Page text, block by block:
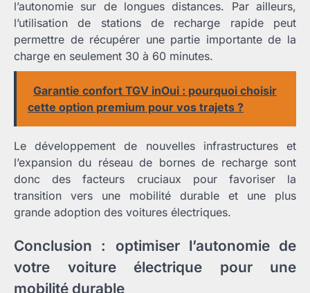
l’autonomie sur de longues distances. Par ailleurs,
l’utilisation de stations de recharge rapide peut
permettre de récupérer une partie importante de la
charge en seulement 30 à 60 minutes.
Garantie confort TGV inOui : pourquoi choisir
cette option premium pour vos trajets ?
Le développement de nouvelles infrastructures et
l’expansion du réseau de bornes de recharge sont
donc des facteurs cruciaux pour favoriser la
transition vers une mobilité durable et une plus
grande adoption des voitures électriques.
Conclusion : optimiser l’autonomie de
votre voiture électrique pour une
mobilité durable